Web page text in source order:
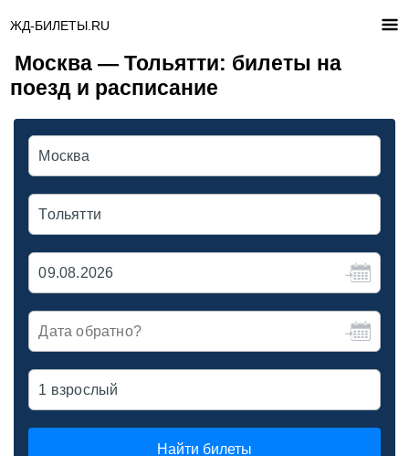
ЖД-БИЛЕТЫ.RU
Москва — Тольятти: билеты на
поезд и расписание
Найти билеты